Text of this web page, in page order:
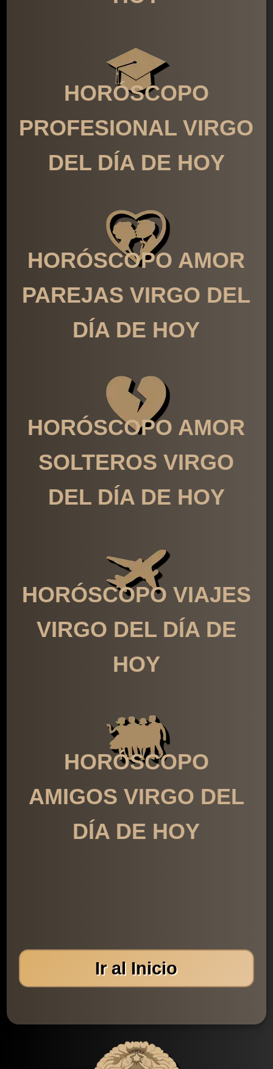
HORÓSCOPO
PROFESIONAL VIRGO
DEL DÍA DE HOY
HORÓSCOPO AMOR
PAREJAS VIRGO DEL
DÍA DE HOY
HORÓSCOPO AMOR
SOLTEROS VIRGO
DEL DÍA DE HOY
HORÓSCOPO VIAJES
VIRGO DEL DÍA DE
HOY
HORÓSCOPO
AMIGOS VIRGO DEL
DÍA DE HOY
Ir al Inicio